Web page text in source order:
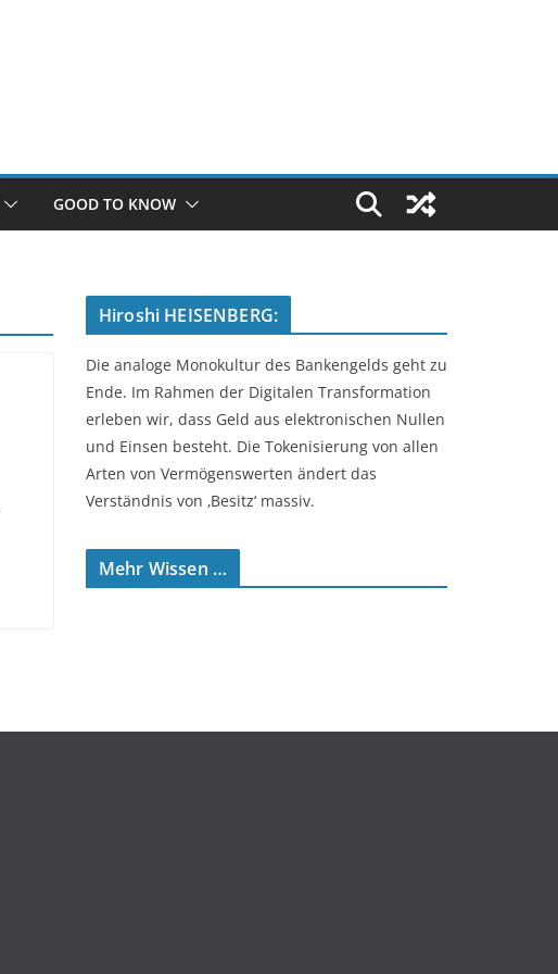
GOOD TO KNOW
Hiroshi HEISENBERG:
Die analoge Monokultur des Bankengelds geht zu
Ende. Im Rahmen der Digitalen Transformation
erleben wir, dass Geld aus elektronischen Nullen
und Einsen besteht. Die Tokenisierung von allen
Arten von Vermögenswerten ändert das
Verständnis von ‚Besitz‘ massiv.
Mehr Wissen …